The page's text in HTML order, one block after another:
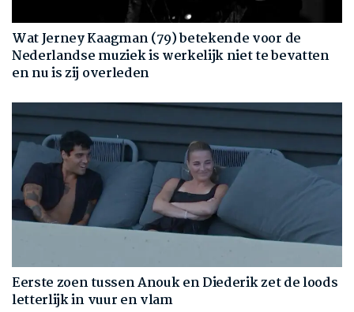
Wat Jerney Kaagman (79) betekende voor de
Nederlandse muziek is werkelijk niet te bevatten
en nu is zij overleden
Eerste zoen tussen Anouk en Diederik zet de loods
letterlijk in vuur en vlam